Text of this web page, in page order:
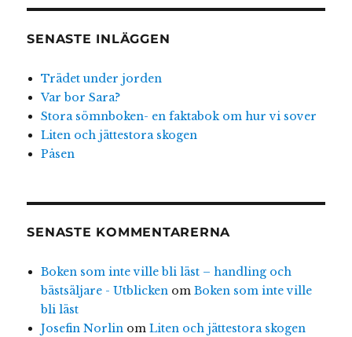
SENASTE INLÄGGEN
Trädet under jorden
Var bor Sara?
Stora sömnboken- en faktabok om hur vi sover
Liten och jättestora skogen
Påsen
SENASTE KOMMENTARERNA
Boken som inte ville bli läst – handling och
bästsäljare - Utblickenom Boken som inte ville
bli läst
Josefin Norlinom Liten och jättestora skogen